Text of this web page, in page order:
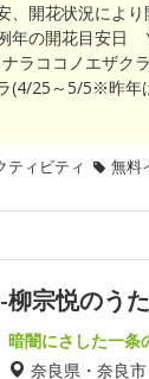
、開花状況によ
年の開花目安日
ラココノエザク
(4/25～5/5※昨年
ティビティ 無料
宗悦のう
暗闇にさした一条
奈良県・奈良市